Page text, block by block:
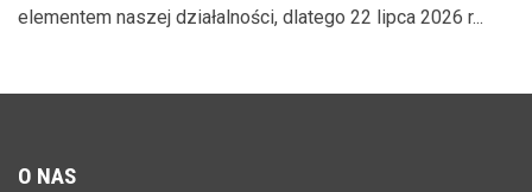
elementem naszej działalności, dlatego 22 lipca 2026 r...
O NAS